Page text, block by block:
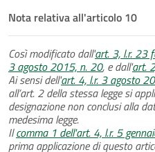
Nota relativa all'articolo 10
Così modificato dall'art. 3, l.r. 23
3 agosto 2015, n. 20, e dall'art.
Ai sensi dell'art. 4, l.r. 3 agosto
all’art. 2 della stessa legge si
designazione non conclusi alla
medesima legge.
Ilcomma 1 dell'art. 4, l.r. 5
prima applicazione di questo